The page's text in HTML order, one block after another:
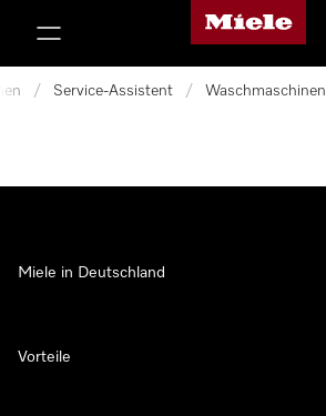
Miele-Homepage
/ Service-Assistent / Waschmaschinen
Miele in Deutschland
Vorteile